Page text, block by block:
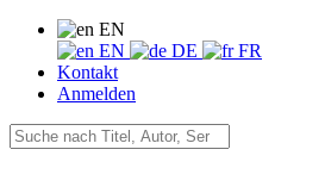
EN
EN
DE
FR
Kontakt
Anmelden